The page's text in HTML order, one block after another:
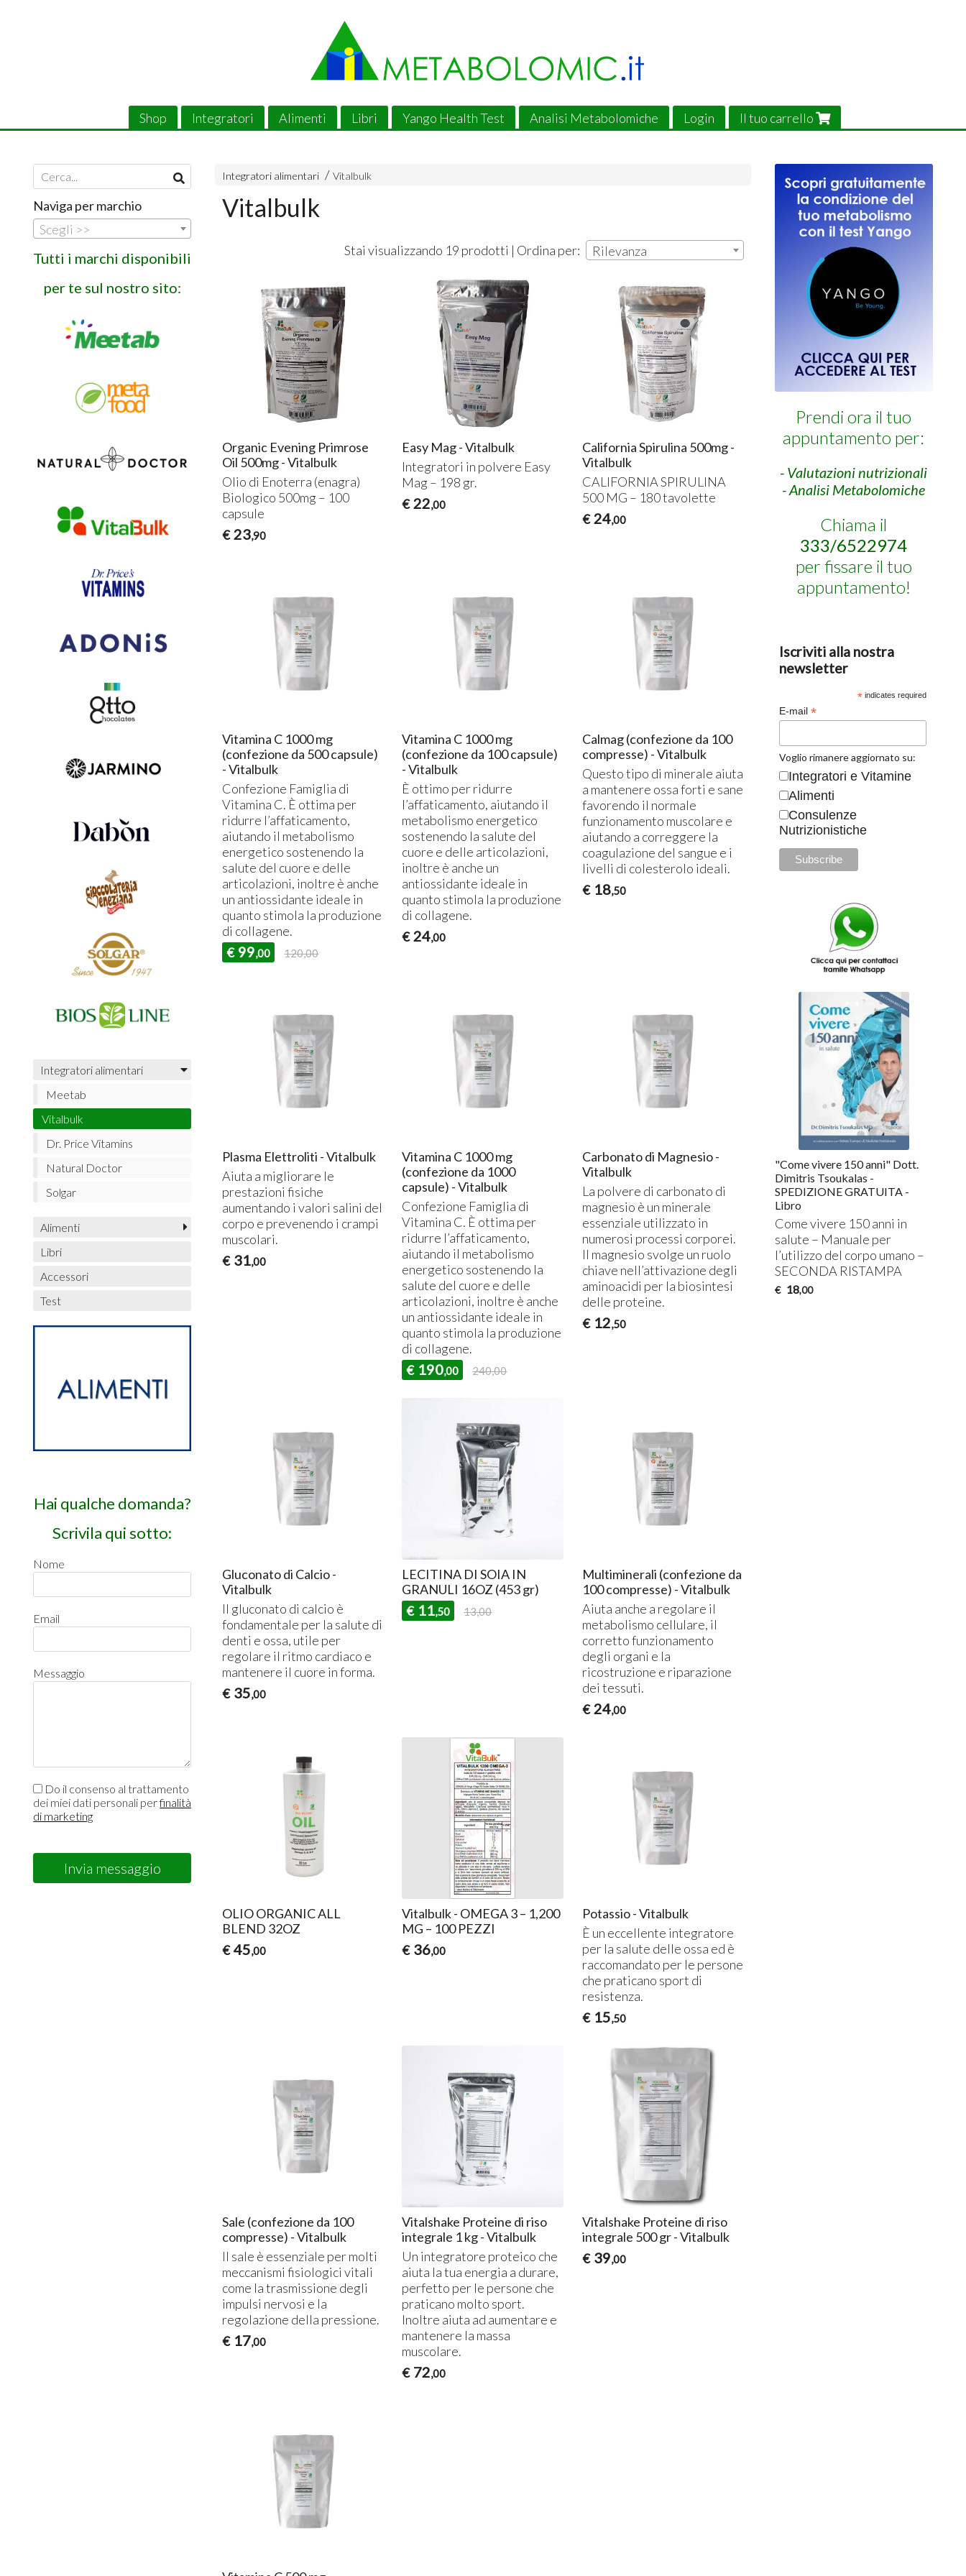
Shop Integratori Alimenti Libri Yango Health Test Analisi Metabolomiche Login Il tuo carrello
Integratori alimentari Vitalbulk
Vitalbulk
Stai visualizzando 19 prodotti | Ordina per: Rilevanza
Organic Evening Primrose
Oil 500mg - Vitalbulk
Olio di Enoterra (enagra)
Biologico 500mg – 100
capsule
€ 23,90
Easy Mag - Vitalbulk
Integratori in polvere Easy
Mag – 198 gr.
€ 22,00
California Spirulina 500mg -
Vitalbulk
CALIFORNIASPIRULINA
500 MG – 180 tavolette
€ 24,00
Vitamina C 1000 mg
(confezione da 500 capsule)
- Vitalbulk
Confezione Famiglia di
Vitamina C. È ottima per
ridurre l’affaticamento,
aiutando il metabolismo
energetico sostenendo la
salute del cuore e delle
articolazioni, inoltre è anche
un antiossidante ideale in
quanto stimola la produzione
di collagene.
€ 99,00 120,00
Vitamina C 1000 mg
(confezione da 100 capsule)
- Vitalbulk
È ottimo per ridurre
l’affaticamento, aiutando il
metabolismo energetico
sostenendo la salute del
cuore e delle articolazioni,
inoltre è anche un
antiossidante ideale in
quanto stimola la produzione
di collagene.
€ 24,00
Calmag (confezione da 100
compresse) - Vitalbulk
Questo tipo di minerale aiuta
a mantenere ossa forti e sane
favorendo il normale
funzionamento muscolare e
aiutando a correggere la
coagulazione del sangue e i
livelli di colesterolo ideali.
€ 18,50
Plasma Elettroliti - Vitalbulk
Aiuta a migliorare le
prestazioni fisiche
aumentando i valori salini del
corpo e prevenendo i crampi
muscolari.
€ 31,00
Vitamina C 1000 mg
(confezione da 1000
capsule) - Vitalbulk
Confezione Famiglia di
Vitamina C. È ottima per
ridurre l’affaticamento,
aiutando il metabolismo
energetico sostenendo la
salute del cuore e delle
articolazioni, inoltre è anche
un antiossidante ideale in
quanto stimola la produzione
di collagene.
€ 190,00 240,00
Carbonato di Magnesio -
Vitalbulk
La polvere di carbonato di
magnesio è un minerale
essenziale utilizzato in
numerosi processi corporei.
Il magnesio svolge un ruolo
chiave nell’attivazione degli
aminoacidi per la biosintesi
delle proteine.
€ 12,50
Gluconato di Calcio -
Vitalbulk
Il gluconato di calcio è
fondamentale per la salute di
denti e ossa, utile per
regolare il ritmo cardiaco e
mantenere il cuore in forma.
€ 35,00
LECITINA DI SOIA IN
GRANULI 16OZ (453 gr)
€ 11,50 13,00
Multiminerali (confezione da
100 compresse) - Vitalbulk
Aiuta anche a regolare il
metabolismo cellulare, il
corretto funzionamento
degli organi e la
ricostruzione e riparazione
dei tessuti.
€ 24,00
OLIO ORGANIC ALL
BLEND 32OZ
€ 45,00
Vitalbulk - OMEGA 3 – 1,200
MG – 100 PEZZI
€ 36,00
Potassio - Vitalbulk
È un eccellente integratore
per la salute delle ossa ed è
raccomandato per le persone
che praticano sport di
resistenza.
€ 15,50
Sale (confezione da 100
compresse) - Vitalbulk
Il sale è essenziale per molti
meccanismi fisiologici vitali
come la trasmissione degli
impulsi nervosi e la
regolazione della pressione.
€ 17,00
Vitalshake Proteine di riso
integrale 1 kg - Vitalbulk
Un integratore proteico che
aiuta la tua energia a durare,
perfetto per le persone che
praticano molto sport.
Inoltre aiuta ad aumentare e
mantenere la massa
muscolare.
€ 72,00
Vitalshake Proteine di riso
integrale 500 gr - Vitalbulk
€ 39,00
Naviga per marchio
Scegli >>
Tutti i marchi disponibili
per te sul nostro sito:
Integratori alimentari
Meetab
Vitalbulk
Dr. Price Vitamins
Natural Doctor
Solgar
Alimenti
Libri
Accessori
Test
Hai qualche domanda?
Scrivila qui sotto:
Nome
Email
Messaggio
Do il consenso al trattamento
dei miei dati personali perfinalità
di marketing
Invia messaggio
Prendi ora il tuo
appuntamento per:
- Valutazioni nutrizionali
- Analisi Metabolomiche
Chiama il
333/6522974
per fissare il tuo
appuntamento!
Iscriviti alla nostra
newsletter
* indicates required
E-mail*
Voglio rimanere aggiornato su:
Integratori e Vitamine
Alimenti
Consulenze
Nutrizionistiche
"Come vivere 150 anni" Dott.
Dimitris Tsoukalas -
SPEDIZIONE GRATUITA -
Libro
Come vivere 150 anni in
salute – Manuale per
l’utilizzo del corpo umano –
SECONDA RISTAMPA
€ 18,00